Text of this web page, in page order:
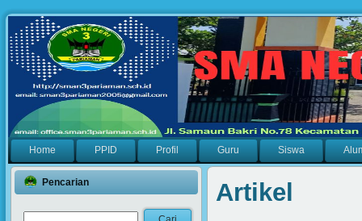
Home PPID Profil Guru Siswa
Pencarian Artikel